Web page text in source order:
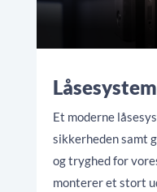
Et moderne
sikkerheden samt
og tryghed for
monterer et stort